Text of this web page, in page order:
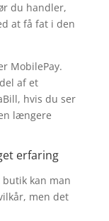
du handler,
at få fat i den
MobilePay.
af et
hvis du ser
længere
erfaring
kan man
men det